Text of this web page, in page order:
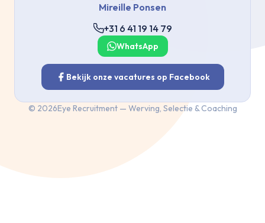
Mireille Ponsen
+31 6 41 19 14 79
WhatsApp
Bekijk onze vacatures op Facebook
© 2026Eye Recruitment — Werving, Selectie & Coaching